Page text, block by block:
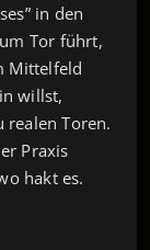
in den
Tor führt,
Mittelfeld
willst,
realen Toren.
Praxis
hakt es.